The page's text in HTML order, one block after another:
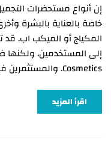
إن أنواع مستحضرات
خاصة بالعناية بالبشرة
المكياج أو الميكب اب.
إلى المستخدمين، ولكنها
Cosmetics. والمستثمرين في …
اقرأ المزيد